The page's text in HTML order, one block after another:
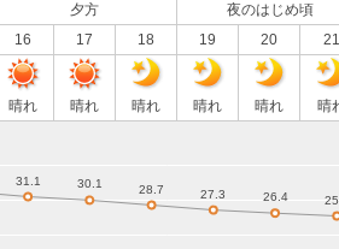
夕方 夜のはじめ頃
16 17 18 19 20 21
晴れ 晴れ 晴れ 晴れ 晴れ 晴